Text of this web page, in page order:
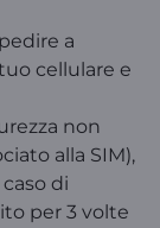
a
cellulare e
non
alla SIM),
di
per 3 volte